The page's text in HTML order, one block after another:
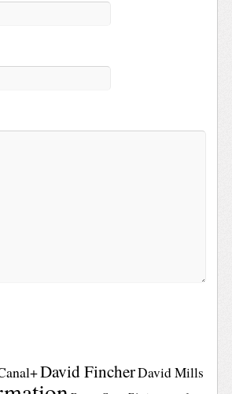
David FincherDavid Mills